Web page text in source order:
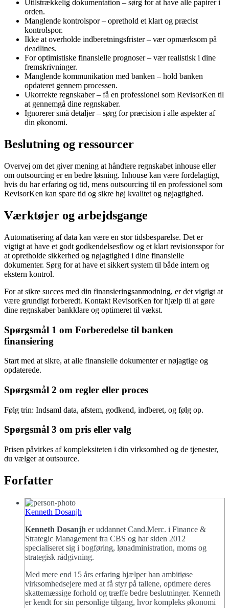
Utilstrækkelig dokumentation – sørg for at have alle papirer i
orden.
Manglende kontrolspor – oprethold et klart og præcist
kontrolspor.
Ikke at overholde indberetningsfrister – vær opmærksom på
deadlines.
For optimistiske finansielle prognoser – vær realistisk i dine
fremskrivninger.
Manglende kommunikation med banken – hold banken
opdateret gennem processen.
Ukorrekte regnskaber – få en professionel som RevisorKen til
at gennemgå dine regnskaber.
Ignorerer små detaljer – sørg for præcision i alle aspekter af
din økonomi.
Beslutning og ressourcer
Overvej om det giver mening at håndtere regnskabet inhouse eller
om outsourcing er en bedre løsning. Inhouse kan være fordelagtigt,
hvis du har erfaring og tid, mens outsourcing til en professionel som
RevisorKen kan spare tid og sikre høj kvalitet og nøjagtighed.
Værktøjer og arbejdsgange
Automatisering af data kan være en stor tidsbesparelse. Det er
vigtigt at have et godt godkendelsesflow og et klart revisionsspor for
at opretholde sikkerhed og nøjagtighed i dine finansielle
dokumenter. Sørg for at have et sikkert system til både intern og
ekstern kontrol.
For at sikre succes med din finansieringsanmodning, er det vigtigt at
være grundigt forberedt. Kontakt RevisorKen for hjælp til at gøre
dine regnskaber bankklare og optimeret til vækst.
Spørgsmål 1 om Forberedelse til banken
finansiering
Start med at sikre, at alle finansielle dokumenter er nøjagtige og
opdaterede.
Spørgsmål 2 om regler eller proces
Følg trin: Indsaml data, afstem, godkend, indberet, og følg op.
Spørgsmål 3 om pris eller valg
Prisen påvirkes af kompleksiteten i din virksomhed og de tjenester,
du vælger at outsource.
Forfatter
Kenneth Dosanjh
Kenneth Dosanjh er uddannet Cand.Merc. i Finance &
Strategic Management fra CBS og har siden 2012
specialiseret sig i bogføring, lønadministration, moms og
strategisk rådgivning.
Med mere end 15 års erfaring hjælper han ambitiøse
virksomhedsejere med at få styr på tallene, optimere deres
skattemæssige forhold og træffe bedre beslutninger. Kenneth
er kendt for sin personlige tilgang, hvor kompleks økonomi